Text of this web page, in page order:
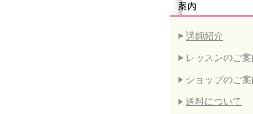
案内
講師紹介
レッスンのご案
ショップのご案
送料について